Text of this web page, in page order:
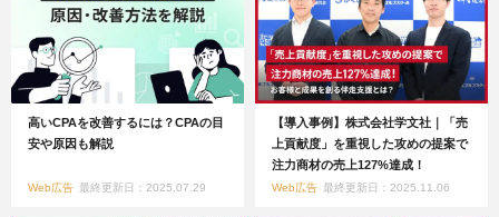
高いCPAを改善するには？CPAの目
安や原因も解説
Web広告 最終更新日：2025.07.29
【導入事例】株式会社学文社｜「売
上貢献度」を重視した攻めの提案で
注力商材の売上127%達成！
Web広告 最終更新日：2025.11.06